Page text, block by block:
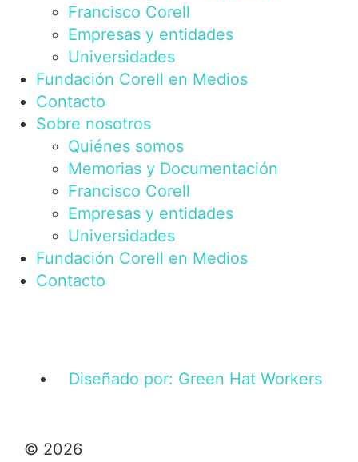
Francisco Corell
Empresas y entidades
Universidades
Fundación Corell en Medios
Contacto
Sobre nosotros
Quiénes somos
Memorias y Documentación
Francisco Corell
Empresas y entidades
Universidades
Fundación Corell en Medios
Contacto
© 2026
Diseñado por: Green Hat Workers